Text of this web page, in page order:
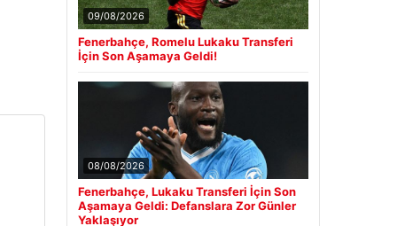
09/08/2026
Fenerbahçe, Romelu Lukaku Transferi
İçin Son Aşamaya Geldi!
08/08/2026
Fenerbahçe, Lukaku Transferi İçin Son
Aşamaya Geldi: Defanslara Zor Günler
Yaklaşıyor